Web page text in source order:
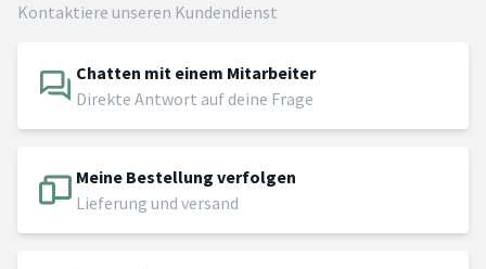
Kontaktiere unseren Kundendienst
Chatten mit einem Mitarbeiter
Direkte Antwort auf deine Frage
Meine Bestellung verfolgen
Lieferung und versand